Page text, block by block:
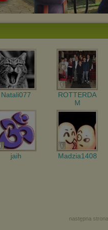
Natali077
ROTTERDA
M
jaih Madzia1408
następna